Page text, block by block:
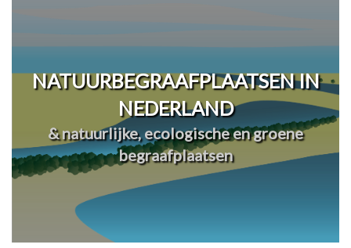
NATUURBEGRAAFPLAATSEN IN
NEDERLAND
& natuurlijke, ecologische en groene
begraafplaatsen